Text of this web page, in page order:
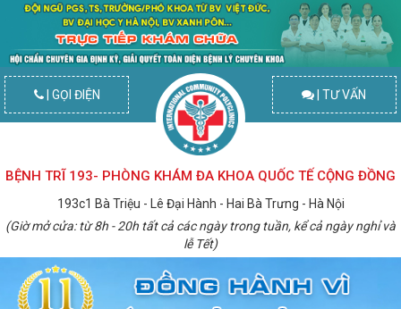
| GỌI ĐIỆN | TƯ VẤN
BỆNH TRĨ 193- PHÒNG KHÁM ĐA KHOA QUỐC TẾ CỘNG ĐỒNG
193c1 Bà Triệu - Lê Đại Hành - Hai Bà Trưng - Hà Nội
(Giờ mở cửa: từ 8h - 20h tất cả các ngày trong tuần, kể cả ngày nghỉ và
lễ Tết)